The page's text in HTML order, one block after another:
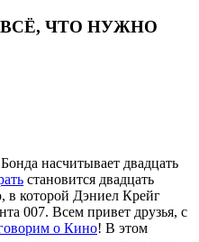
ЧТО НУЖНО
насчитывает двадцать
становится двадцать
в которой Дэниел Крейг
007. Всем привет друзья, с
о Кино! В этом